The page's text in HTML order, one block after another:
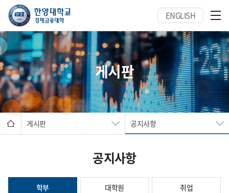
ENGLISH
게시판
게시판 공지사항
공지사항
학부 대학원 취업